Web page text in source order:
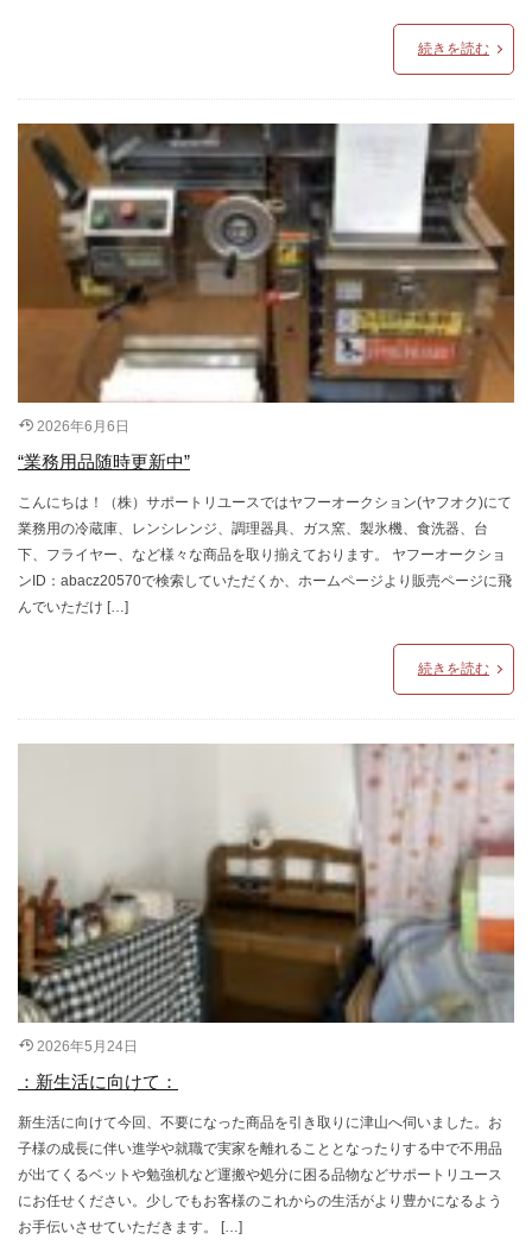
続きを読む
2026年6月6日
“業務用品随時更新中”
こんにちは！（株）サポートリユースではヤフーオークション(ヤフオク)にて
業務用の冷蔵庫、レンシレンジ、調理器具、ガス窯、製氷機、食洗器、台
下、フライヤー、など様々な商品を取り揃えております。 ヤフーオークショ
ンID：abacz20570で検索していただくか、ホームページより販売ページに飛
んでいただけ […]
続きを読む
2026年5月24日
：新生活に向けて：
新生活に向けて今回、不要になった商品を引き取りに津山へ伺いました。お
子様の成長に伴い進学や就職で実家を離れることとなったりする中で不用品
が出てくるベットや勉強机など運搬や処分に困る品物などサポートリユース
にお任せください。少しでもお客様のこれからの生活がより豊かになるよう
お手伝いさせていただきます。 […]